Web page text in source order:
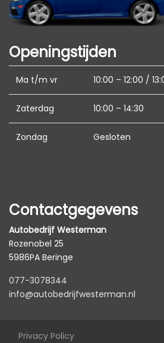
Led achterlichten
Lichtmetalen velgen 18"
Metaalkleur
Parkeersensor achter
Trekhaak met afneembare
Interieur
Achterbank in delen
Bestuurdersstoel in
Electronic climate control
Elektrische ramen voor en
Passagiersstoel in hoogte
Stuur en versnellingspook
Stuur verstelbaar
Openingstijden
Ma t/m vr 10:00 – 12:00 /
Zaterdag 10:00 – 14:30
Zondag Gesloten
Contactgegevens
Autobedrijf Westerman
Rozenobel 25
5986PA Beringe
077-3078344
info@autobedrijfwesterman.nl
Privacy Policy